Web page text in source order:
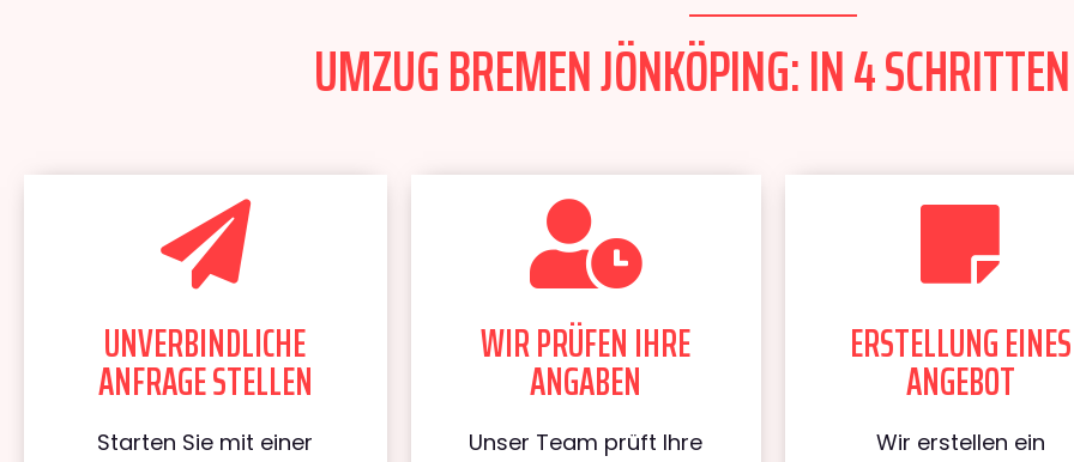
UMZUG BREMEN JÖNKÖPING: IN 4
UNVERBINDLICHE
ANFRAGE STELLEN
Starten Sie mit einer
WIR PRÜFEN IHRE
ANGABEN
Unser Team prüft Ihre
ERSTELLUNG EINES
ANGEBOT
Wir erstellen ein